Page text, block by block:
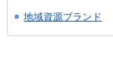
地域資源ブランド